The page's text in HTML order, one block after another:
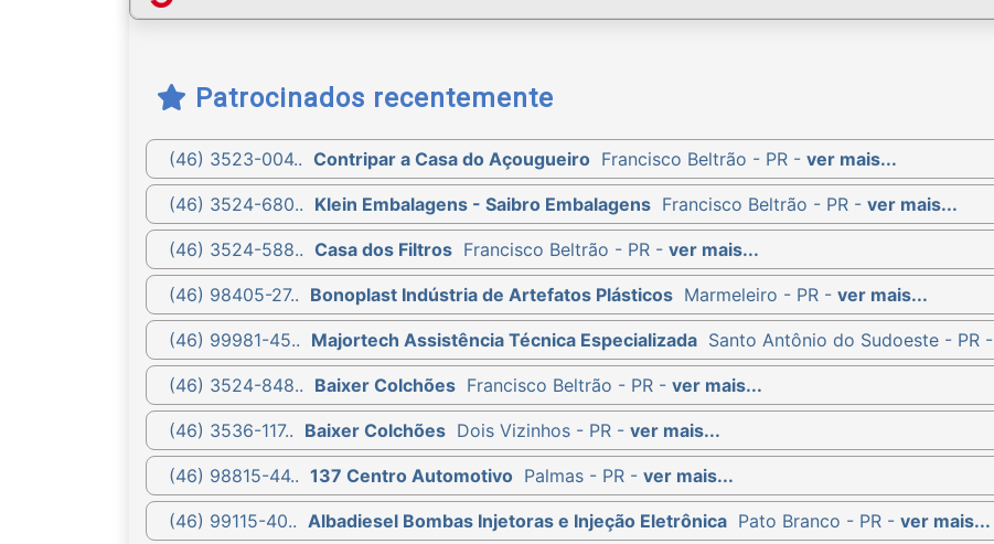
Patrocinados recentemente
(46) 3523-004.. Contripar a Casa do Açougueiro Francisco Beltrão - PR - ver mais...
(46) 3524-680.. Klein Embalagens - Saibro Embalagens Francisco Beltrão - PR - ver mais...
(46) 3524-588.. Casa dos Filtros Francisco Beltrão - PR - ver mais...
(46) 98405-27.. Bonoplast Indústria de Artefatos Plásticos Marmeleiro - PR - ver mais...
(46) 99981-45.. Majortech Assistência Técnica Especializada Santo Antônio do Sudoeste - PR -
(46) 3524-848.. Baixer Colchões Francisco Beltrão - PR - ver mais...
(46) 3536-117.. Baixer Colchões Dois Vizinhos - PR - ver mais...
(46) 98815-44.. 137 Centro Automotivo Palmas - PR - ver mais...
(46) 99115-40.. Albadiesel Bombas Injetoras e Injeção Eletrônica Pato Branco - PR - ver mais...